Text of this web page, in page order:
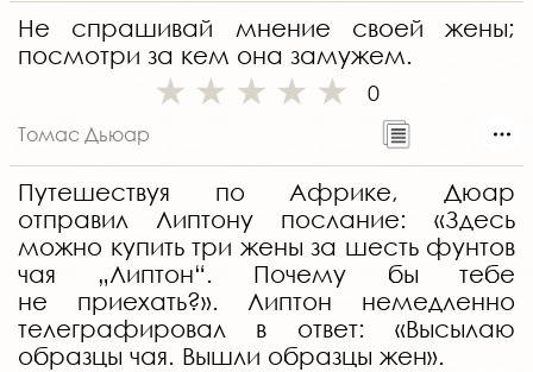
Не спрашивай мнение своей жены;
посмотри за кем она замужем.
0
Томас Дьюар
Путешествуя по Африке, Дюар
отправил Липтону послание: «Здесь
можно купить три жены за шесть фунтов
чая „Липтон“. Почему бы тебе
не приехать?». Липтон немедленно
телеграфировал в ответ: «Высылаю
образцы чая. Вышли образцы жен».